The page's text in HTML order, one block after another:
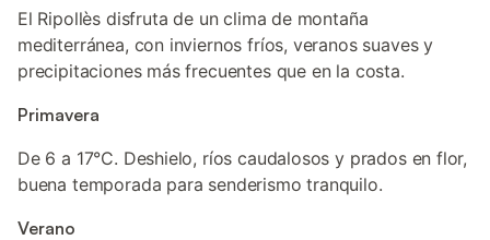
El Ripollès disfruta de un clima de montaña
mediterránea, con inviernos fríos, veranos suaves y
precipitaciones más frecuentes que en la costa.
Primavera
De 6 a 17°C. Deshielo, ríos caudalosos y prados en flor,
buena temporada para senderismo tranquilo.
Verano